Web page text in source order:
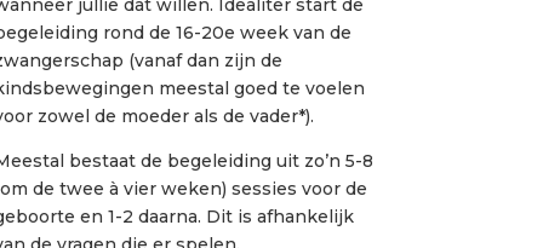
jullie dat willen. Idealiter start de
rond de 16-20e week van de
(vanaf dan zijn de
meestal goed te voelen
zowel de moeder als de vader*).
bestaat de begeleiding uit zo’n 5-8
de twee à vier weken) sessies voor de
en 1-2 daarna. Dit is afhankelijk